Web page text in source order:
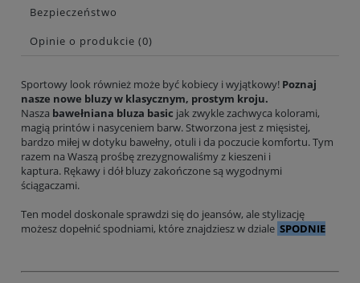
Bezpieczeństwo
Opinie o produkcie (0)
Sportowy look również może być kobiecy i wyjątkowy! Poznaj
nasze nowe bluzy w klasycznym, prostym kroju.
Nasza bawełniana bluza basic jak zwykle zachwyca kolorami,
magią printów i nasyceniem barw. Stworzona jest z mięsistej,
bardzo miłej w dotyku bawełny, otuli i da poczucie komfortu. Tym
razem na Waszą prośbę zrezygnowaliśmy z kieszeni i
kaptura. Rękawy i dół bluzy zakończone są wygodnymi
ściągaczami.
Ten model doskonale sprawdzi się do jeansów, ale stylizację
możesz dopełnić spodniami, które znajdziesz w dziale SPODNIE